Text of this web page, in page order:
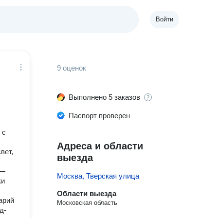
Войти
с
—
9 оценок
Выполнено 5 заказов
Паспорт проверен
Адреса и области
выезда
Москва, Тверская улица
Области выезда
Московская область